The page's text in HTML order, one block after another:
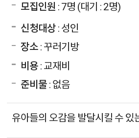
모집인원 : 7명 (대기 : 2명)
신청대상 : 성인
장소 : 꾸러기방
비용 : 교재비
준비물 : 없음
유아들의 오감을 발달시킬 수 있